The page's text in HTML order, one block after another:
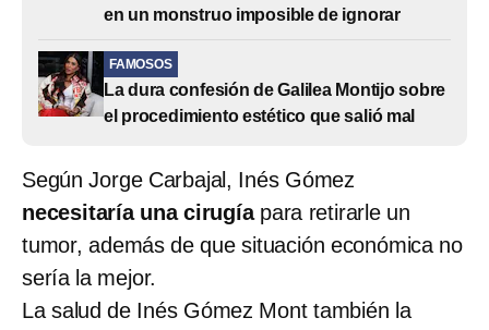
en un monstruo imposible de ignorar
FAMOSOS
La dura confesión de Galilea Montijo sobre
el procedimiento estético que salió mal
Según Jorge Carbajal, Inés Gómez
necesitaría una cirugíapara retirarle un
tumor, además de que situación económica no
sería la mejor.
La salud de Inés Gómez Mont también la